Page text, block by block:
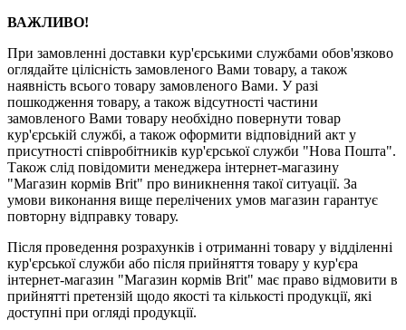
ВАЖЛИВО!
При замовленні доставки кур'єрськими службами обов'язково
оглядайте цілісність замовленого Вами товару, а також
наявність всього товару замовленого Вами. У разі
пошкодження товару, а також відсутності частини
замовленого Вами товару необхідно повернути товар
кур'єрській службі, а також оформити відповідний акт у
присутності співробітників кур'єрської служби "Нова Пошта".
Також слід повідомити менеджера інтернет-магазину
"Магазин кормів Brit" про виникнення такої ситуації. За
умови виконання вище перелічених умов магазин гарантує
повторну відправку товару.
Після проведення розрахунків і отриманні товару у відділенні
кур'єрської служби або після прийняття товару у кур'єра
інтернет-магазин "Магазин кормів Brit" має право відмовити в
прийнятті претензій щодо якості та кількості продукції, які
доступні при огляді продукції.